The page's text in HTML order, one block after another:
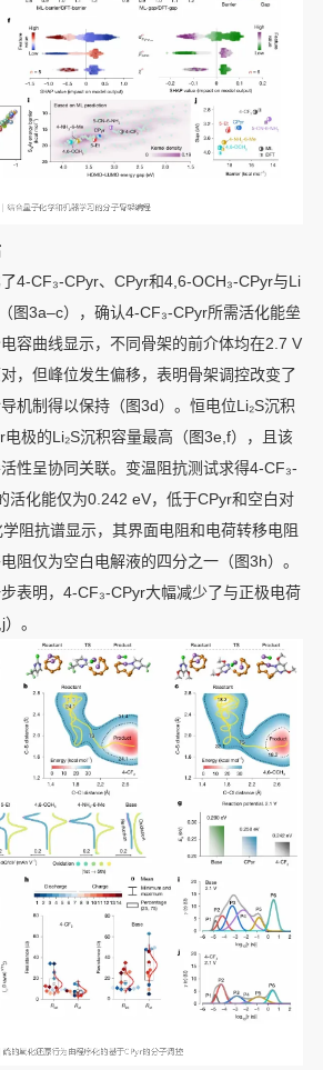
4-CF₃-CPyr、CPyr和4,6-OCH₃-CPyr与Li
图3a–c），确认4-CF₃-CPyr所需活化能垒
容曲线显示，不同骨架的前介体均在2.7 V
，但峰位发生偏移，表明骨架调控改变了
机制得以保持（图3d）。恒电位Li₂S沉积
极的Li₂S沉积容量最高（图3e,f），且该
性呈协同关联。变温阻抗测试求得4-CF₃-
活化能仅为0.242 eV，低于CPyr和空白对
阻抗谱显示，其界面电阻和电荷转移电阻
阻仅为空白电解液的四分之一（图3h）。
表明，4-CF₃-CPyr大幅减少了与正极电荷
。